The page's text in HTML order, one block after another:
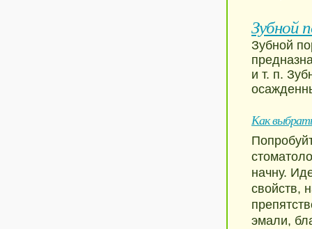
Зубной
Зубной
и т. п.
Как
начну.
свойств,
эмали,